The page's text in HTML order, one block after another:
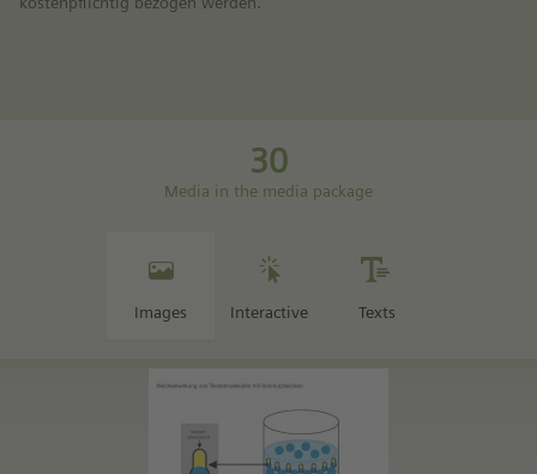
30
Media in the media package
Images Interactive Texts